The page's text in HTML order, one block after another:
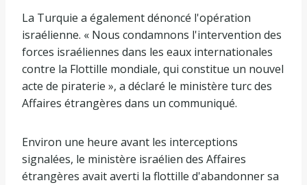
La Turquie a également dénoncé l'opération
israélienne. « Nous condamnons l'intervention des
forces israéliennes dans les eaux internationales
contre la Flottille mondiale, qui constitue un nouvel
acte de piraterie », a déclaré le ministère turc des
Affaires étrangères dans un communiqué.
Environ une heure avant les interceptions
signalées, le ministère israélien des Affaires
étrangères avait averti la flottille d'abandonner sa